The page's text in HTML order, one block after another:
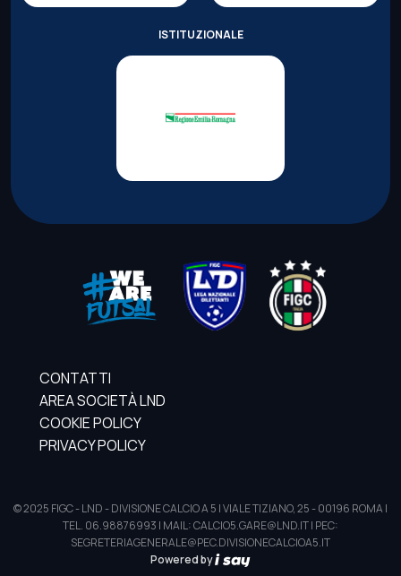
ISTITUZIONALE
CONTATTI
AREA SOCIETÀ LND
COOKIE POLICY
PRIVACY POLICY
© 2025 FIGC - LND - DIVISIONE CALCIO A 5 | VIALE TIZIANO, 25 - 00196 ROMA |
TEL. 06.98876993 | MAIL: CALCIO5.GARE@LND.IT | PEC:
SEGRETERIAGENERALE@PEC.DIVISIONECALCIOA5.IT
Powered by